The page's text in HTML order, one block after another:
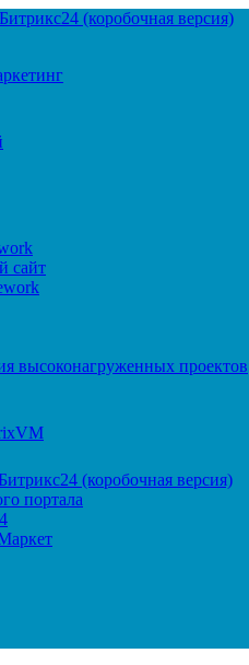
(коробочная версия)
сайт
высоконагруженных проектов
(коробочная версия)
портала